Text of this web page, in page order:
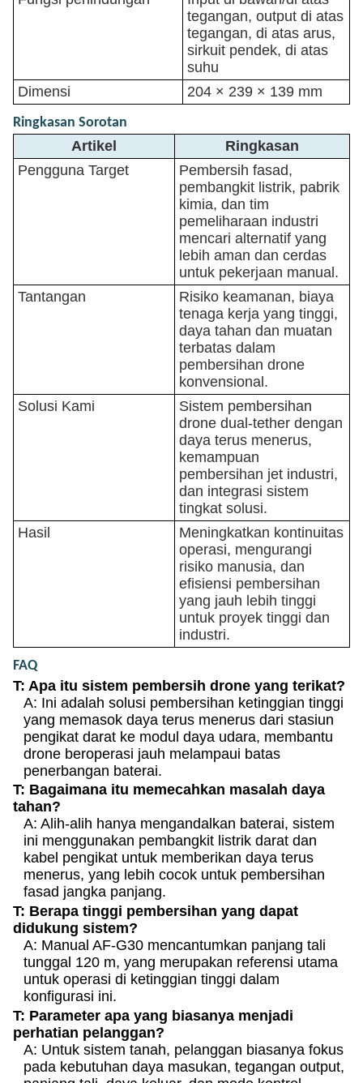
tegangan, output di atas
tegangan, di atas arus,
sirkuit pendek, di atas
suhu
Dimensi
204 × 239 × 139 mm
Ringkasan Sorotan
Artikel
Ringkasan
Pengguna Target
Pembersih fasad,
pembangkit listrik, pabrik
kimia, dan tim
pemeliharaan industri
mencari alternatif yang
lebih aman dan cerdas
untuk pekerjaan manual.
Tantangan
Risiko keamanan, biaya
tenaga kerja yang tinggi,
daya tahan dan muatan
terbatas dalam
pembersihan drone
konvensional.
Solusi Kami
Sistem pembersihan
drone dual-tether dengan
daya terus menerus,
kemampuan
pembersihan jet industri,
dan integrasi sistem
tingkat solusi.
Hasil
Meningkatkan kontinuitas
operasi, mengurangi
risiko manusia, dan
efisiensi pembersihan
yang jauh lebih tinggi
untuk proyek tinggi dan
industri.
FAQ
T: Apa itu sistem pembersih drone yang terikat?
A: Ini adalah solusi pembersihan ketinggian tinggi
yang memasok daya terus menerus dari stasiun
pengikat darat ke modul daya udara, membantu
drone beroperasi jauh melampaui batas
penerbangan baterai.
T: Bagaimana itu memecahkan masalah daya
tahan?
A: Alih-alih hanya mengandalkan baterai, sistem
ini menggunakan pembangkit listrik darat dan
kabel pengikat untuk memberikan daya terus
menerus, yang lebih cocok untuk pembersihan
fasad jangka panjang.
T: Berapa tinggi pembersihan yang dapat
didukung sistem?
A: Manual AF-G30 mencantumkan panjang tali
tunggal 120 m, yang merupakan referensi utama
untuk operasi di ketinggian tinggi dalam
konfigurasi ini.
T: Parameter apa yang biasanya menjadi
perhatian pelanggan?
A: Untuk sistem tanah, pelanggan biasanya fokus
pada kebutuhan daya masukan, tegangan output,